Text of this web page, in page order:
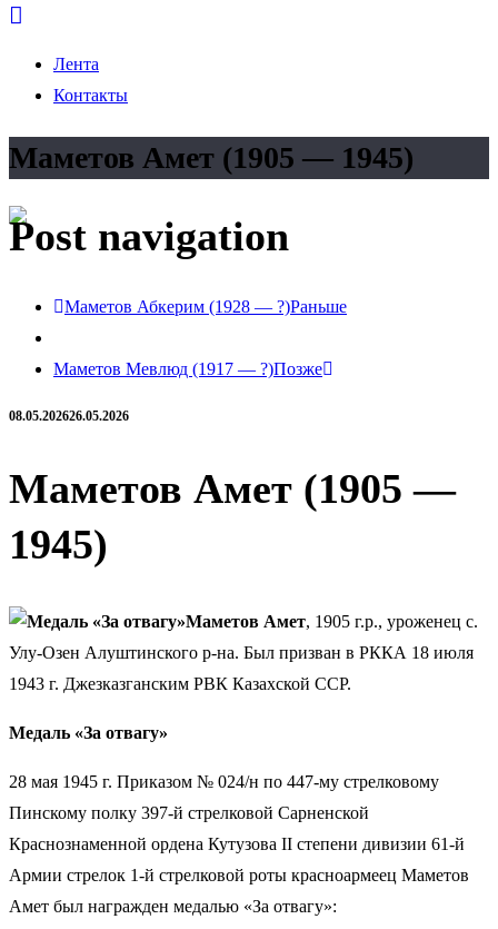
Лента
Контакты
Маметов Амет (1905 — 1945)
Post navigation
Маметов Абкерим (1928 — ?)Раньше
Маметов Мевлюд (1917 — ?)Позже
08.05.202626.05.2026
Маметов Амет (1905 —
1945)
Маметов Амет, 1905 г.р., уроженец с.
Улу-Озен Алуштинского р-на. Был призван в РККА 18 июля
1943 г. Джезказганским РВК Казахской ССР.
Медаль «За отвагу»
28 мая 1945 г. Приказом № 024/н по 447-му стрелковому
Пинскому полку 397-й стрелковой Сарненской
Краснознаменной ордена Кутузова II степени дивизии 61-й
Армии стрелок 1-й стрелковой роты красноармеец Маметов
Амет был награжден медалью «За отвагу»: